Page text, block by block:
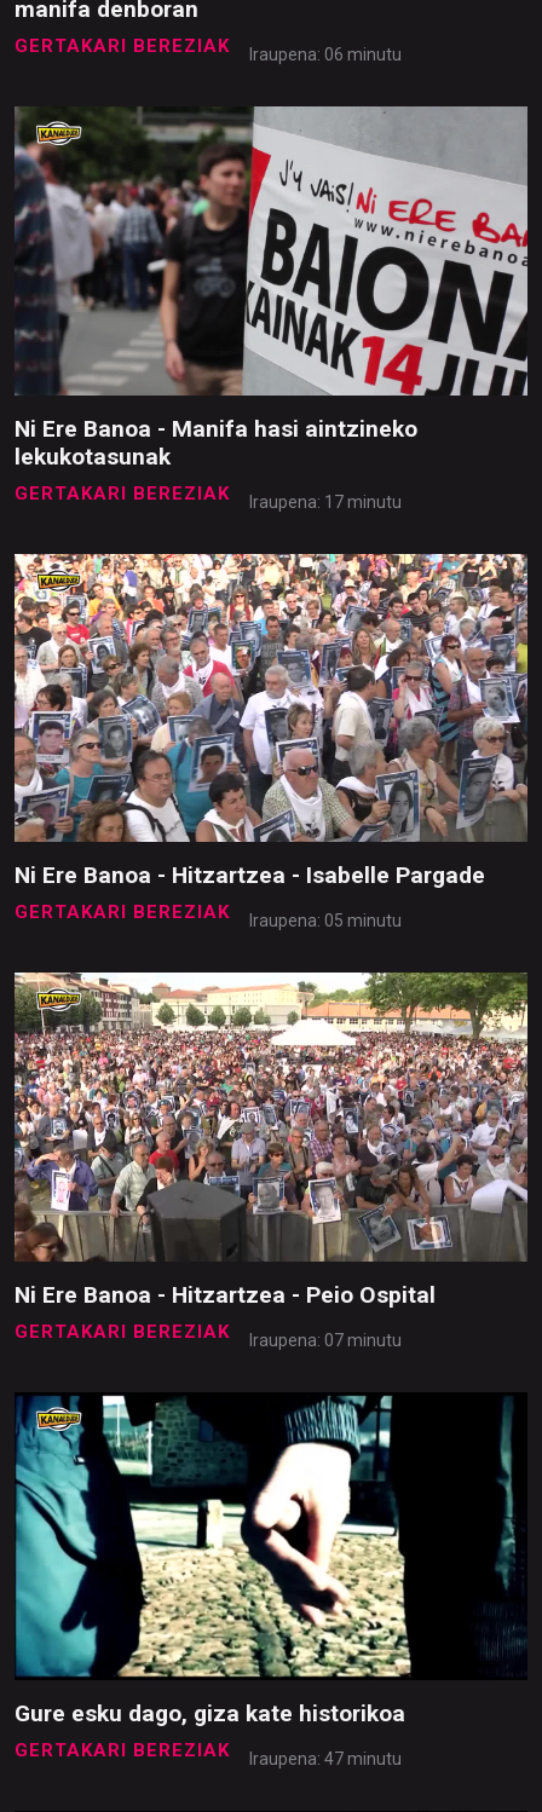
manifa denboran
GERTAKARI BEREZIAK Iraupena: 06 minutu
Ni Ere Banoa - Manifa hasi aintzineko
lekukotasunak
GERTAKARI BEREZIAK Iraupena: 17 minutu
Ni Ere Banoa - Hitzartzea - Isabelle Pargade
GERTAKARI BEREZIAK Iraupena: 05 minutu
Ni Ere Banoa - Hitzartzea - Peio Ospital
GERTAKARI BEREZIAK Iraupena: 07 minutu
Gure esku dago, giza kate historikoa
GERTAKARI BEREZIAK Iraupena: 47 minutu